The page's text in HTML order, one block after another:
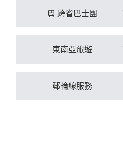
跨省巴士團
東南亞旅遊
郵輪線服務